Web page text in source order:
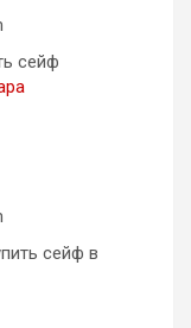
сейф
сейф в